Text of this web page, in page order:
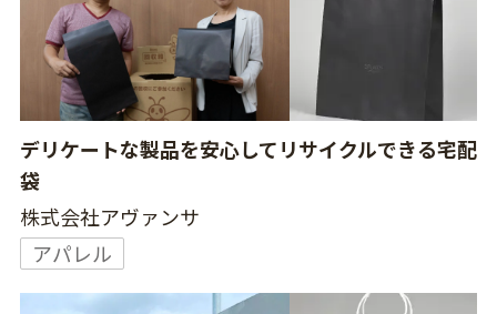
デリケートな製品を安心してリサイクルできる宅配
袋
株式会社アヴァンサ
アパレル